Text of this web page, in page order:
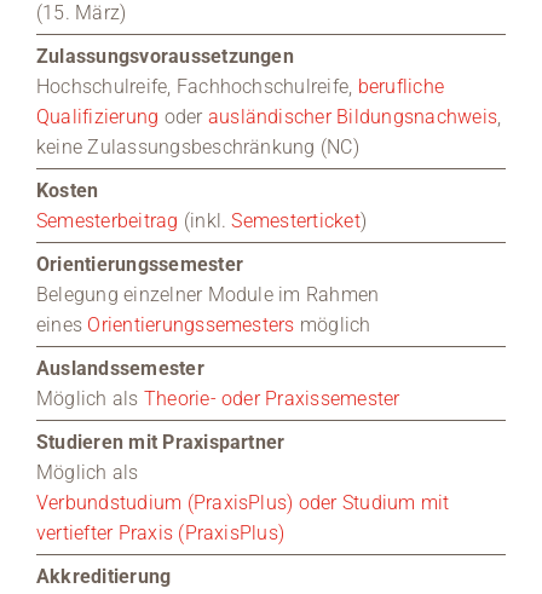
(15. März)
Zulassungsvoraussetzungen
Hochschulreife, Fachhochschulreife, berufliche
Qualifizierung oder ausländischer Bildungsnachweis,
keine Zulassungsbeschränkung (NC)
Kosten
Semesterbeitrag (inkl.Semesterticket)
Orientierungssemester
Belegung einzelner Module im Rahmen
eines Orientierungssemesters möglich
Auslandssemester
Möglich als Theorie- oder Praxissemester
Studieren mit Praxispartner
Möglich als
Verbundstudium (PraxisPlus) oder Studium mit
vertiefter Praxis (PraxisPlus)
Akkreditierung